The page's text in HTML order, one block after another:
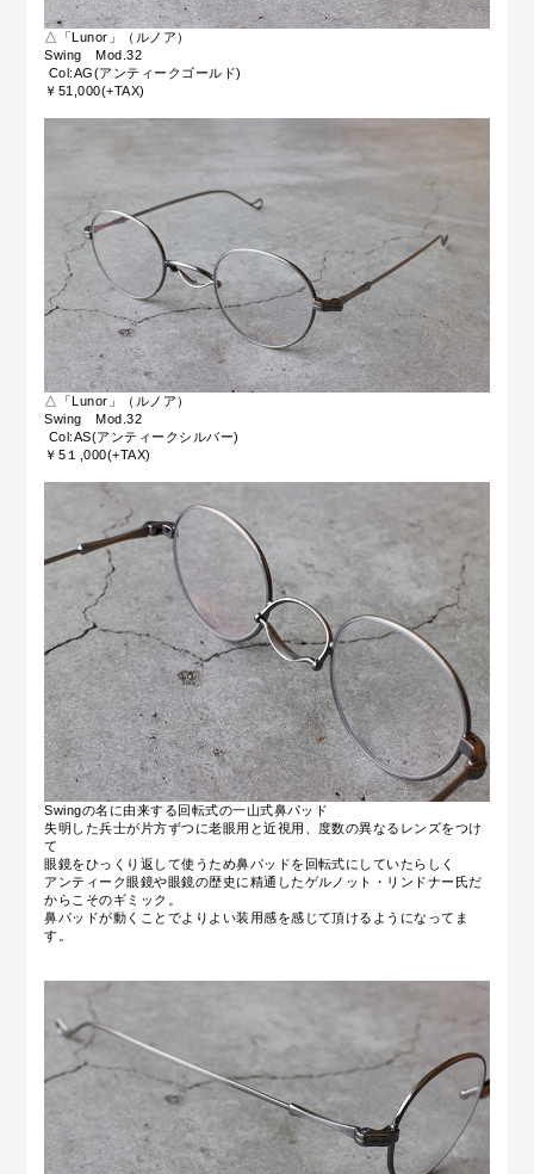
△「Lunor」（ルノア）
Swing Mod.32
Col:AG(アンティークゴールド)
￥51,000(+TAX)
△「Lunor」（ルノア）
Swing Mod.32
Col:AS(アンティークシルバー)
￥5１,000(+TAX)
Swingの名に由来する回転式の一山式鼻パッド
失明した兵士が片方ずつに老眼用と近視用、度数の異なるレンズをつけ
て
眼鏡をひっくり返して使うため鼻パッドを回転式にしていたらしく
アンティーク眼鏡や眼鏡の歴史に精通したゲルノット・リンドナー氏だ
からこそのギミック。
鼻パッドが動くことでよりよい装用感を感じて頂けるようになってま
す。